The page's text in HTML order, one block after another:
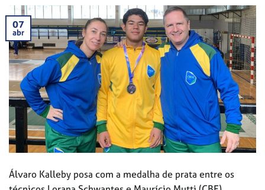
07
abr
Álvaro Kalleby posa com a medalha de prata entre os